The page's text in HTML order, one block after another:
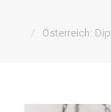
Sie befinden
Österreich: